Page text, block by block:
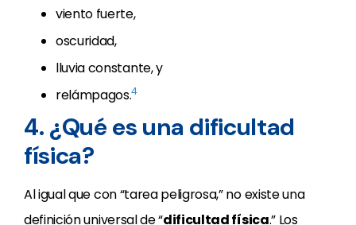
viento fuerte,
oscuridad,
lluvia constante, y
relámpagos.4
4. ¿Qué es una dificultad
física?
Al igual que con “tarea peligrosa,” no existe una
definición universal de “dificultad física.” Los